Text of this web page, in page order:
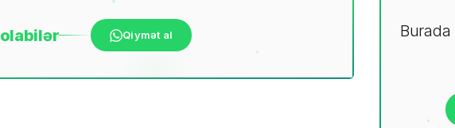
olabilər Qiymət al Burada